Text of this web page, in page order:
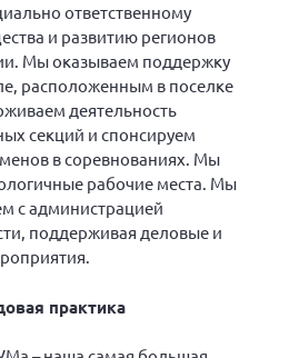
ответственному
и развитию регионов
Мы оказываем поддержку
расположенным в поселке
деятельность
секций и спонсируем
в соревнованиях. Мы
рабочие места. Мы
с администрацией
поддерживая деловые и
практика